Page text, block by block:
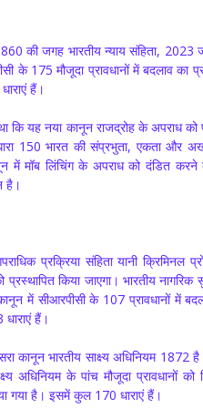
की जगह भारतीय न्याय संहिता,
के 175 मौजूदा प्रावधानों में बदलाव का
हैं।
कि यह नया कानून राजद्रोह के अपराध
150 भारत की संप्रभुता, एकता
में मॉब लिंचिंग के अपराध को दंडित
है।
प्रक्रिया संहिता यानी क्रिमिनल
प्रस्थापित किया जाएगा। भारतीय
में सीआरपीसी के 107 प्रावधानों में
हैं।
कानून भारतीय साक्ष्य अधिनियम
अधिनियम के पांच मौजूदा प्रावधानों
गया है। इसमें कुल 170 धाराएं हैं।